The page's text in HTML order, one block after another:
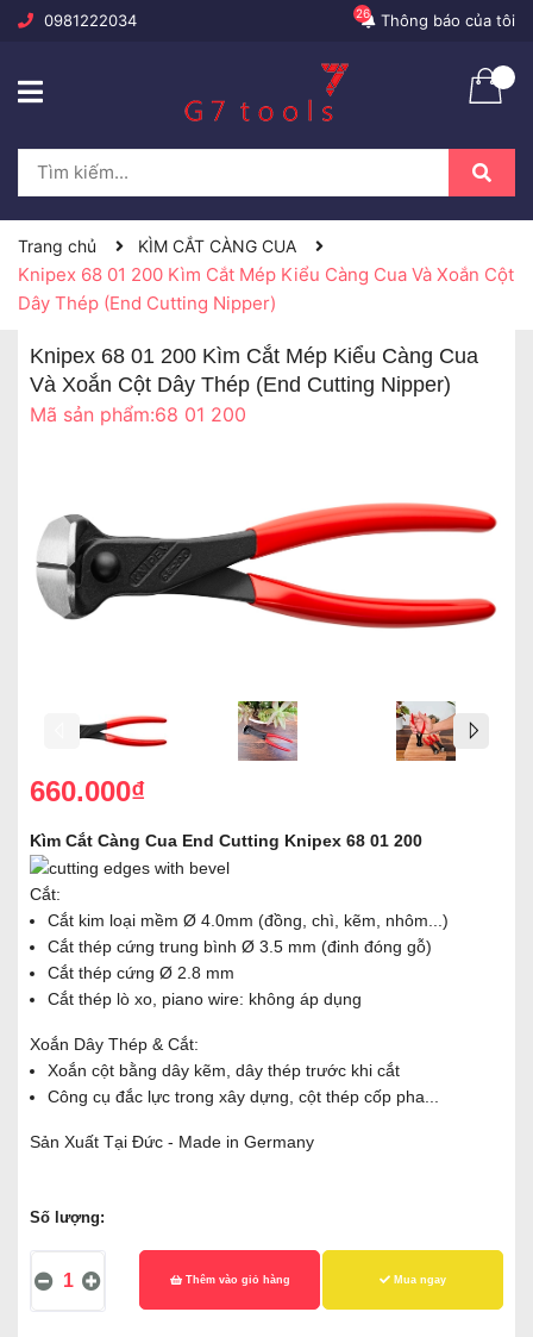
0981222034 Thông báo của tôi
26
Trang chủ KÌM CẮT CÀNG CUA
Knipex 68 01 200 Kìm Cắt Mép Kiểu Càng Cua Và Xoắn Cột
Dây Thép (End Cutting Nipper)
Knipex 68 01 200 Kìm Cắt Mép Kiểu Càng Cua
Và Xoắn Cột Dây Thép (End Cutting Nipper)
Mã sản phẩm:68 01 200
660.000₫
Kìm Cắt Càng Cua End Cutting Knipex 68 01 200
Cắt:
Cắt kim loại mềm Ø 4.0mm (đồng, chì, kẽm, nhôm...)
Cắt thép cứng trung bình Ø 3.5 mm (đinh đóng gỗ)
Cắt thép cứng Ø 2.8 mm
Cắt thép lò xo, piano wire: không áp dụng
Xoắn Dây Thép & Cắt:
Xoắn cột bằng dây kẽm, dây thép trước khi cắt
Công cụ đắc lực trong xây dựng, cột thép cốp pha...
Sản Xuất Tại Đức - Made in Germany
Số lượng:
Thêm vào giỏ hàng Mua ngay